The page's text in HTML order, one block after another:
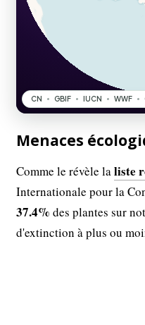
Menaces
Comme le révèle laliste
Internationale pour la
37.4% des plantes sur
d'extinction à plus ou